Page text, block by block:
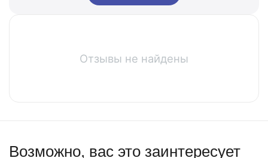
Отзывы не найдены
Возможно, вас это заинтересует